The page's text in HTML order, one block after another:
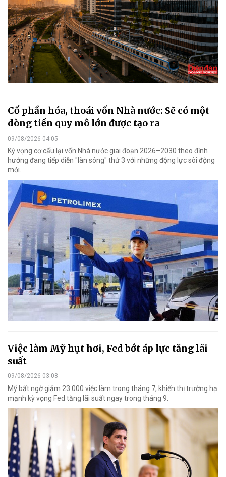
Cổ phần hóa, thoái vốn Nhà nước: Sẽ có một
dòng tiền quy mô lớn được tạo ra
09/08/2026 04:05
Kỳ vọng cơ cấu lại vốn Nhà nước giai đoạn 2026–2030 theo định
hướng đang tiếp diễn "làn sóng" thứ 3 với những động lực sôi động
mới.
Việc làm Mỹ hụt hơi, Fed bớt áp lực tăng lãi
suất
09/08/2026 03:08
Mỹ bất ngờ giảm 23.000 việc làm trong tháng 7, khiến thị trường hạ
mạnh kỳ vọng Fed tăng lãi suất ngay trong tháng 9.